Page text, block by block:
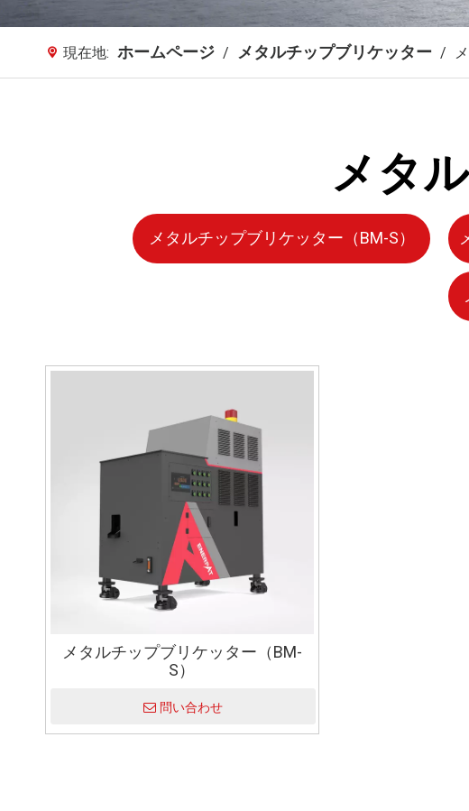
現在地: ホームページ / メタルチップブリケッター /
メタ
メタルチップブリケッター（BM-S）
メタルチップブリケッター（BM-
S）
問い合わせ